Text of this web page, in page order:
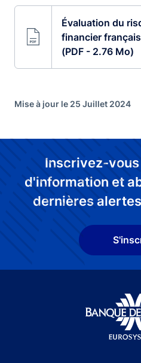
Évaluation du
financier
(PDF - 2.76 Mo)
Mise à jour le 25 Juillet 2024
Inscrivez-
d'information et
dernières